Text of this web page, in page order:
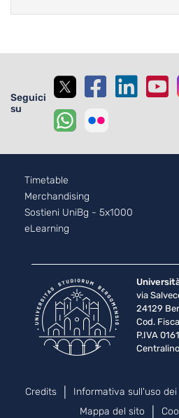
Seguici
su
Footer - 2
Timetable
Merchandising
Sostieni UniBg - 5x1000
eLearning
via
24129
Cod.
P.IVA
Piè di pagina
Credits Informativa sull'uso dei
Mappa del sito